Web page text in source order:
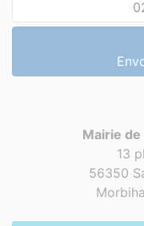
Mairie
13
56350